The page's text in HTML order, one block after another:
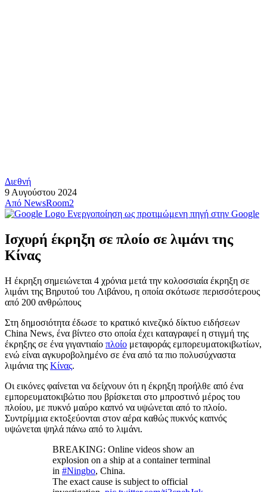
Διεθνή
9 Αυγούστου 2024
Από NewsRoom2
Ενεργοποίηση ως προτιμώμενη πηγή στην Google
Ισχυρή έκρηξη σε πλοίο σε λιμάνι της
Κίνας
Η έκρηξη σημειώνεται 4 χρόνια μετά την κολοσσιαία έκρηξη σε
λιμάνι της Βηρυτού του Λιβάνου, η οποία σκότωσε περισσότερους
από 200 ανθρώπους
Στη δημοσιότητα έδωσε το κρατικό κινεζικό δίκτυο ειδήσεων
China News, ένα βίντεο στο οποία έχει καταγραφεί η στιγμή της
έκρηξης σε ένα γιγαντιαίο πλοίο μεταφοράς εμπορευματοκιβωτίων,
ενώ είναι αγκυροβολημένο σε ένα από τα πιο πολυσύχναστα
λιμάνια της Κίνας.
Οι εικόνες φαίνεται να δείχνουν ότι η έκρηξη προήλθε από ένα
εμπορευματοκιβώτιο που βρίσκεται στο μπροστινό μέρος του
πλοίου, με πυκνό μαύρο καπνό να υψώνεται από το πλοίο.
Συντρίμμια εκτοξεύονται στον αέρα καθώς πυκνός καπνός
υψώνεται ψηλά πάνω από το λιμάνι.
BREAKING: Online videos show an
explosion on a ship at a container terminal
in #Ningbo, China.
The exact cause is subject to official